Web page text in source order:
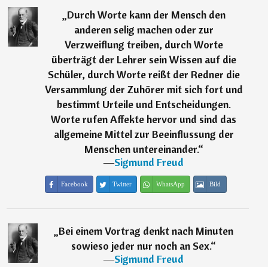
„Durch Worte kann der Mensch den
anderen selig machen oder zur
Verzweiflung treiben, durch Worte
überträgt der Lehrer sein Wissen auf die
Schüler, durch Worte reißt der Redner die
Versammlung der Zuhörer mit sich fort und
bestimmt Urteile und Entscheidungen.
Worte rufen Affekte hervor und sind das
allgemeine Mittel zur Beeinflussung der
Menschen untereinander.“
―Sigmund Freud
Facebook Twitter WhatsApp Bild
„Bei einem Vortrag denkt nach Minuten
sowieso jeder nur noch an Sex.“
―Sigmund Freud